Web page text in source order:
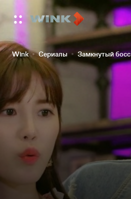
Wink Сериалы Замкнутый босс